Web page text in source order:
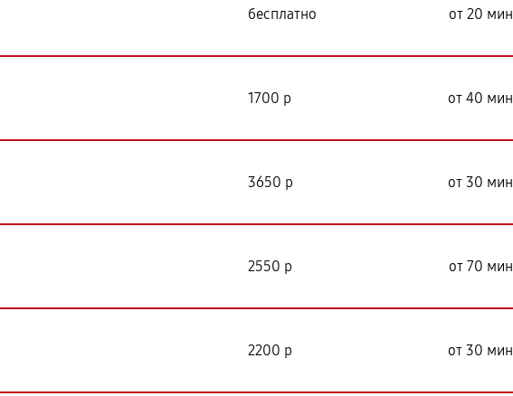
бесплатно от 20 мин
1700 р от 40 мин
3650 р от 30 мин
2550 р от 70 мин
2200 р от 30 мин